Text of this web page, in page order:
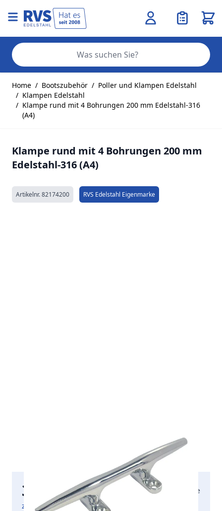
Home / Bootszubehör / Poller und Klampen Edelstahl
/ Klampen Edelstahl
/ Klampe rund mit 4 Bohrungen 200 mm Edelstahl-316
(A4)
Klampe rund mit 4 Bohrungen 200 mm
Edelstahl-316 (A4)
Artikelnr.82174200 RVS Edelstahl Eigenmarke
30,33 € inkl. MwSt.
zzgl. Versandkosten
2-5 Arbeitstage